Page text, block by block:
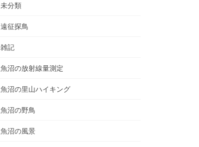
未分類
遠征探鳥
雑記
魚沼の放射線量測定
魚沼の里山ハイキング
魚沼の野鳥
魚沼の風景